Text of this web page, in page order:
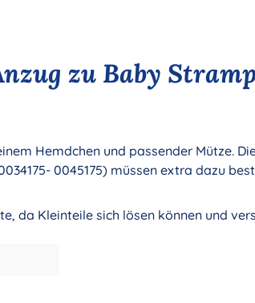
zu Baby
Hemdchen und passender Mütze.
0045175) müssen extra dazu
da Kleinteile sich lösen können und